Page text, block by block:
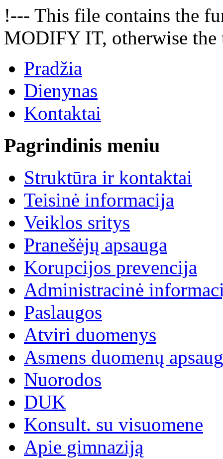
!--- This file contains the
MODIFY IT, otherwise
Pradžia
Dienynas
Kontaktai
Pagrindinis meniu
Struktūra ir kontaktai
Teisinė informacija
Veiklos sritys
Pranešėjų apsauga
Korupcijos prevencija
Administracinė
Paslaugos
Atviri duomenys
Asmens duomenų
Nuorodos
DUK
Konsult. su visuomene
Apie gimnaziją